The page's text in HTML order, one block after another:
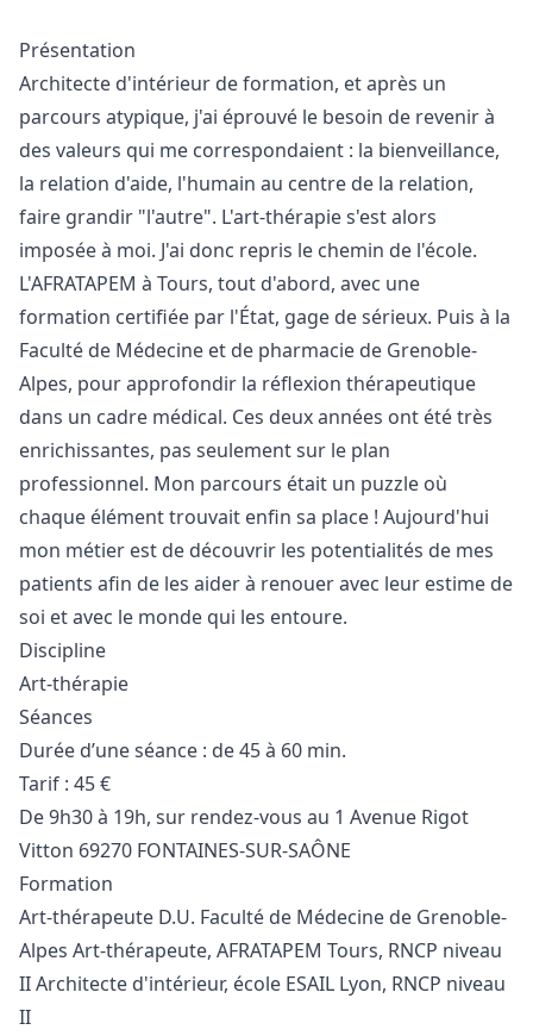
Présentation
Architecte d'intérieur de formation, et après un
parcours atypique, j'ai éprouvé le besoin de revenir à
des valeurs qui me correspondaient : la bienveillance,
la relation d'aide, l'humain au centre de la relation,
faire grandir "l'autre". L'art-thérapie s'est alors
imposée à moi. J'ai donc repris le chemin de l'école.
L'AFRATAPEM à Tours, tout d'abord, avec une
formation certifiée par l'État, gage de sérieux. Puis à la
Faculté de Médecine et de pharmacie de Grenoble-
Alpes, pour approfondir la réflexion thérapeutique
dans un cadre médical. Ces deux années ont été très
enrichissantes, pas seulement sur le plan
professionnel. Mon parcours était un puzzle où
chaque élément trouvait enfin sa place ! Aujourd'hui
mon métier est de découvrir les potentialités de mes
patients afin de les aider à renouer avec leur estime de
soi et avec le monde qui les entoure.
Discipline
Art-thérapie
Séances
Durée d’une séance : de 45 à 60 min.
Tarif : 45 €
De 9h30 à 19h, sur rendez-vous au 1 Avenue Rigot
Vitton 69270 FONTAINES-SUR-SAÔNE
Formation
Art-thérapeute D.U. Faculté de Médecine de Grenoble-
Alpes Art-thérapeute, AFRATAPEM Tours, RNCP niveau
II Architecte d'intérieur, école ESAIL Lyon, RNCP niveau
II